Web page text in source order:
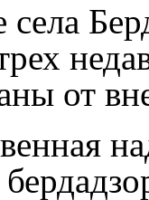
от